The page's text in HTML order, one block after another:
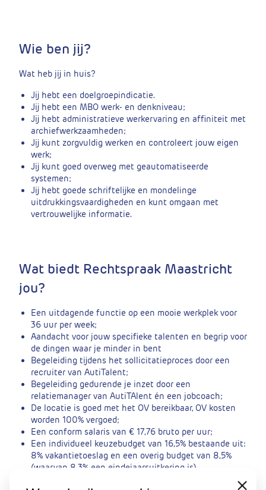
Wie ben jij?
Wat heb jij in huis?
Jij hebt een doelgroepindicatie.
Jij hebt een MBO werk- en denkniveau;
Jij hebt administratieve werkervaring en affiniteit met
archiefwerkzaamheden;
Jij kunt zorgvuldig werken en controleert jouw eigen
werk;
Jij kunt goed overweg met geautomatiseerde
systemen;
Jij hebt goede schriftelijke en mondelinge
uitdrukkingsvaardigheden en kunt omgaan met
vertrouwelijke informatie.
Wat biedt Rechtspraak Maastricht
jou?
Een uitdagende functie op een mooie werkplek voor
36 uur per week;
Aandacht voor jouw specifieke talenten en begrip voor
de dingen waar je minder in bent
Begeleiding tijdens het sollicitatieproces door een
recruiter van AutiTalent;
Begeleiding gedurende je inzet door een
relatiemanager van AutiTAlent én een jobcoach;
De locatie is goed met het OV bereikbaar, OV kosten
worden 100% vergoed;
Een conform salaris van € 17,76 bruto per uur;
Een individueel keuzebudget van 16,5% bestaande uit:
8% vakantietoeslag en een overig budget van 8,5%
(waarvan 8,3% een eindejaarsuitkering is)